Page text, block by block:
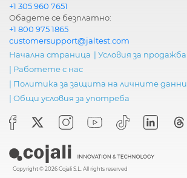
+1 305 960 7651
Обадете се безплатно:
+1 800 975 1865
customersupport@jaltest.com
Начална страница | Условия за продажба
| Работете с нас
| Политика за защита на личните данни
| Общи условия за употреба
Copyright © 2026 Cojali S.L. All rights reserved